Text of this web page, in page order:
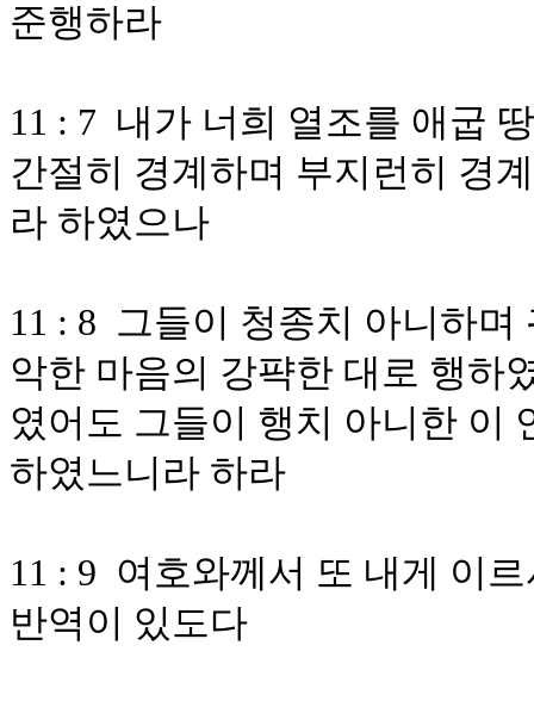
준행하라
11 : 7 내가 너희 열조를 애굽
간절히 경계하며 부지런히 경
라 하였으나
11 : 8 그들이 청종치 아니하
악한 마음의 강퍅한 대로 행하
였어도 그들이 행치 아니한 이
하였느니라 하라
11 : 9 여호와께서 또 내게 이
반역이 있도다